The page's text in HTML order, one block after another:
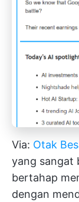
Via: Otak
yang sangat
bertahap
dengan